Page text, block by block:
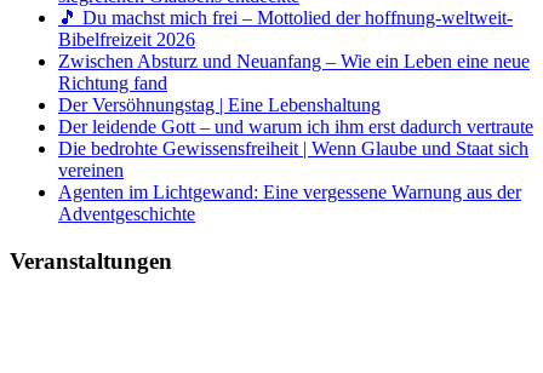
🎵 Du machst mich frei – Mottolied der hoffnung-weltweit-
Bibelfreizeit 2026
Zwischen Absturz und Neuanfang – Wie ein Leben eine neue
Richtung fand
Der Versöhnungstag | Eine Lebenshaltung
Der leidende Gott – und warum ich ihm erst dadurch vertraute
Die bedrohte Gewissensfreiheit | Wenn Glaube und Staat sich
vereinen
Agenten im Lichtgewand: Eine vergessene Warnung aus der
Adventgeschichte
Veranstaltungen